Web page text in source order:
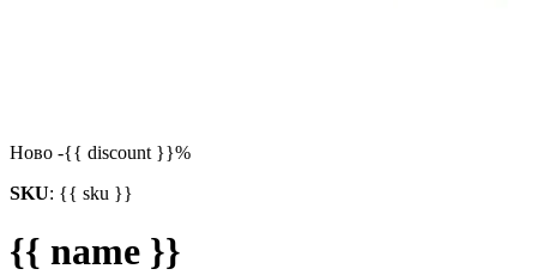
Ново -{{ discount }}%
SKU: {{ sku }}
{{ name }}